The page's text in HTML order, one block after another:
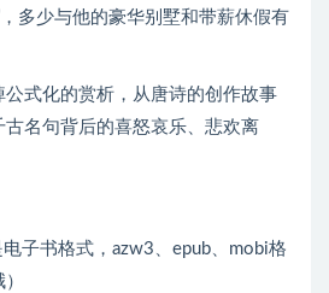
多少与他的豪华别墅和带薪休假有
式化的赏析，从唐诗的创作故事
名句背后的喜怒哀乐、悲欢离
子书格式，azw3、epub、mobi格